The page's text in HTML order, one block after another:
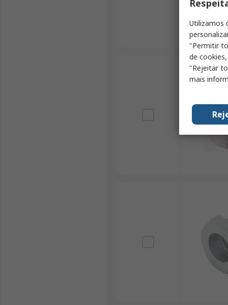
Utilizamos
"Permitir
de
"Rejeitar
mais